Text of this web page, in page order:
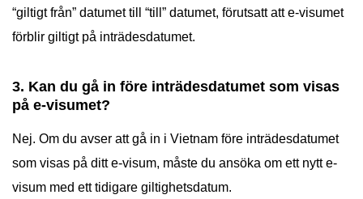
“giltigt från” datumet till “till” datumet, förutsatt att e-visumet
förblir giltigt på inträdesdatumet.
3. Kan du gå in före inträdesdatumet som visas
på e-visumet?
Nej. Om du avser att gå in i Vietnam före inträdesdatumet
som visas på ditt e-visum, måste du ansöka om ett nytt e-
visum med ett tidigare giltighetsdatum.